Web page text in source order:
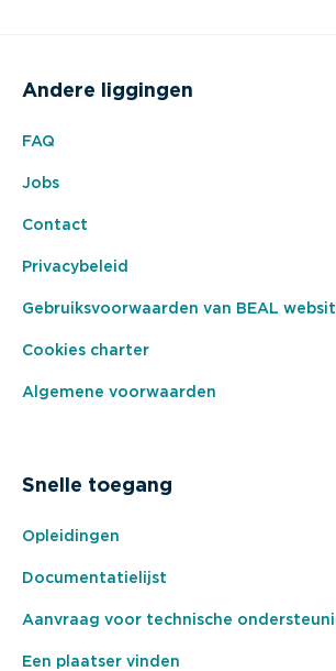
Andere liggingen
FAQ
Jobs
Contact
Privacybeleid
Gebruiksvoorwaarden van BEAL
Cookies charter
Algemene voorwaarden
Snelle toegang
Opleidingen
Documentatielijst
Aanvraag voor technische
Een plaatser vinden